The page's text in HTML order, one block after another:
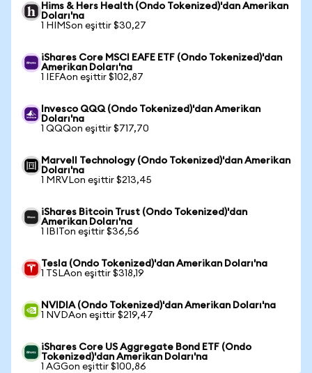
Hims & Hers Health (Ondo Tokenized)'dan Amerikan
Doları'na
1 HIMSon eşittir $30,27
iShares Core MSCI EAFE ETF (Ondo Tokenized)'dan
Amerikan Doları'na
1 IEFAon eşittir $102,87
Invesco QQQ (Ondo Tokenized)'dan Amerikan
Doları'na
1 QQQon eşittir $717,70
Marvell Technology (Ondo Tokenized)'dan Amerikan
Doları'na
1 MRVLon eşittir $213,45
iShares Bitcoin Trust (Ondo Tokenized)'dan
Amerikan Doları'na
1 IBITon eşittir $36,56
Tesla (Ondo Tokenized)'dan Amerikan Doları'na
1 TSLAon eşittir $318,19
NVIDIA (Ondo Tokenized)'dan Amerikan Doları'na
1 NVDAon eşittir $219,47
iShares Core US Aggregate Bond ETF (Ondo
Tokenized)'dan Amerikan Doları'na
1 AGGon eşittir $100,86